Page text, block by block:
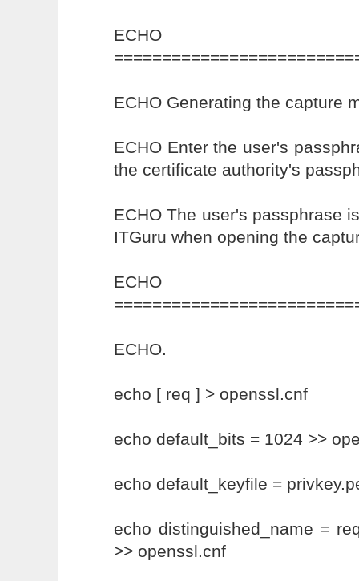
ECHO
ECHO Generating the capture
ECHO Enter the user's
the certificate authority's
ECHO The user's passphrase
ITGuru when opening the
ECHO
ECHO.
echo [ req ] > openssl.cnf
echo default_bits = 1024 >>
echo default_keyfile =
echo distinguished_name =
>> openssl.cnf